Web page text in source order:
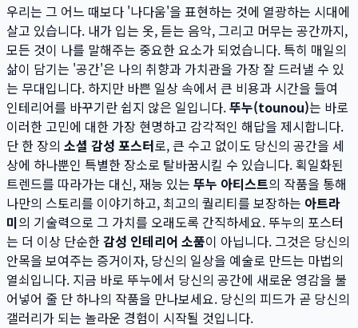
우리는 그 어느 때보다 '나다움'을 표현하는 것에 열광하는 시대에
살고 있습니다. 내가 입는 옷, 듣는 음악, 그리고 머무는 공간까지,
모든 것이 나를 말해주는 중요한 요소가 되었습니다. 특히 매일의
삶이 담기는 '공간'은 나의 취향과 가치관을 가장 잘 드러낼 수 있
는 무대입니다. 하지만 바쁜 일상 속에서 큰 비용과 시간을 들여
인테리어를 바꾸기란 쉽지 않은 일입니다.뚜누(tounou)는 바로
이러한 고민에 대한 가장 현명하고 감각적인 해답을 제시합니다.
단 한 장의 소셜 감성 포스터로, 큰 수고 없이도 당신의 공간을 세
상에 하나뿐인 특별한 장소로 탈바꿈시킬 수 있습니다. 획일화된
트렌드를 따라가는 대신, 재능 있는 뚜누 아티스트의 작품을 통해
나만의 스토리를 이야기하고, 최고의 퀄리티를 보장하는 아트라
미의 기술력으로 그 가치를 오래도록 간직하세요. 뚜누의 포스터
는 더 이상 단순한감성 인테리어 소품이 아닙니다. 그것은 당신의
안목을 보여주는 증거이자, 당신의 일상을 예술로 만드는 마법의
열쇠입니다. 지금 바로 뚜누에서 당신의 공간에 새로운 영감을 불
어넣어 줄 단 하나의 작품을 만나보세요. 당신의 피드가 곧 당신의
갤러리가 되는 놀라운 경험이 시작될 것입니다.